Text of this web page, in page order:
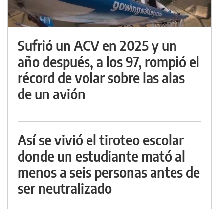
Sufrió un ACV en 2025 y un
año después, a los 97, rompió el
récord de volar sobre las alas
de un avión
Así se vivió el tiroteo escolar
donde un estudiante mató al
menos a seis personas antes de
ser neutralizado